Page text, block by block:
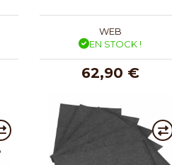
WEB
EN STOCK !
62,90 €